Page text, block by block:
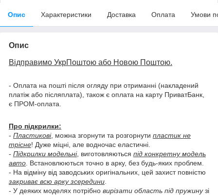
Опис Характеристики Доставка Оплата Умови
Опис
Відправимо УкрПоштою або Новою Поштою.
- Оплата на пошті після огляду при отриманні (накладений
платіж або післяплата), також є оплата на карту ПриватБанк,
є ПРОМ-оплата.
Про підкрилки:
- Пластикові, можна згорнути та розгорнути пластик не
трісне! Дуже міцні, але водночас еластичні.
- Підкрилки модельні, виготовляються під конкретну модель
авто . Встановлюються точно в арку, без будь-яких проблем.
- На відміну від заводських оригінальних, цей захист повністю
закриває всю арку зсередини
- У деяких моделях потрібно вирізати область під пружинузі